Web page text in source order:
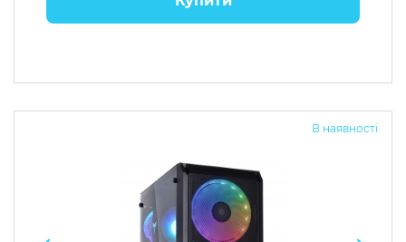
В наявності